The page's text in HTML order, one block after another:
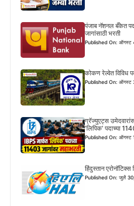
पंजाब नॅशनल बँकेत
जागांसाठी भरती
Published On: ऑगस्ट
कोकण रेल्वेत विविध
Published On: ऑगस्ट
ग्रॅज्युएट्स
‘लिपिक’ पदाच्या
Published On: ऑगस्ट
हिंदुस्तान
Published On: जुलै